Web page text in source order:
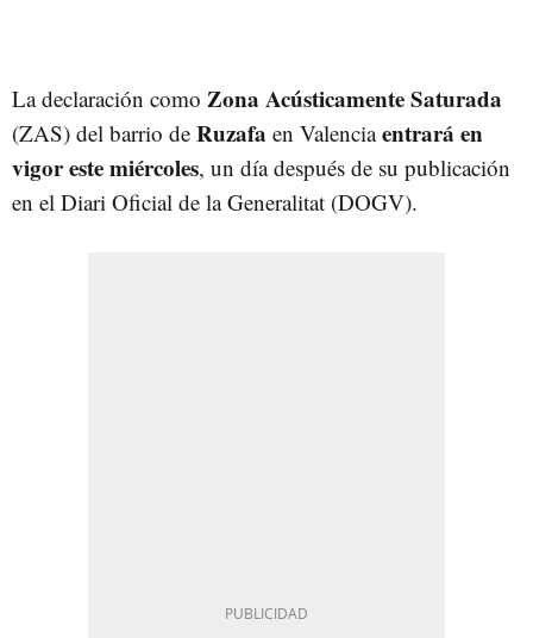
La declaración como Zona Acústicamente Saturada
(ZAS) del barrio de Ruzafa en Valenciaentrará en
vigor este miércoles, un día después de su publicación
en el Diari Oficial de la Generalitat (DOGV).